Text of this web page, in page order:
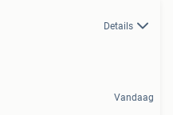
Details
Vandaag